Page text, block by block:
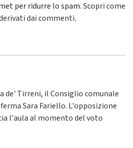
per ridurre lo spam.Scopri come
dai commenti.
de' Tirreni, il Consiglio comunale
Sara Fariello. L'opposizione
l'aula al momento del voto